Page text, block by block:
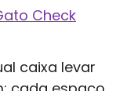
Check
caixa levar